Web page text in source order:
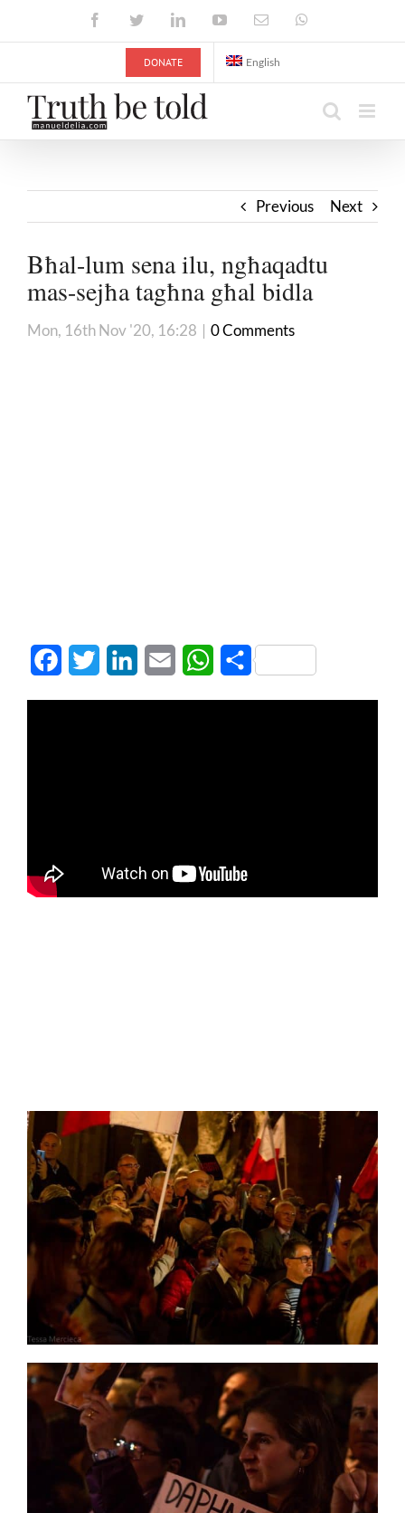
FacebookTwitterLinkedInYouTubeEmail
DONATE English
Previous Next
Bħal-lum sena ilu, ngħaqadtu
mas-sejħa tagħna għal bidla
Mon, 16th Nov '20, 16:28 | 0 Comments
FacebookTwitter LinkedInEmail WhatsApp
Share